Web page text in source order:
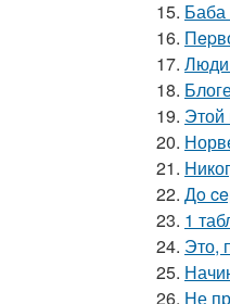
15. Баба
16.
17. Люди
18.
19. Этой
20.
21.
22. Дo
23. 1
24. Это,
25.
26. Не